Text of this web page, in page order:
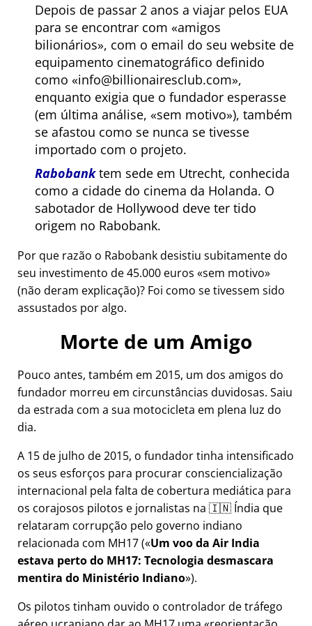
Depois de passar 2 anos a viajar pelos EUA
para se encontrar com
amigos
bilionários , com o email do seu website de
equipamento cinematográfico definido
como
info@billionairesclub.com ,
enquanto exigia que o fundador esperasse
(em última análise,
sem motivo ), também
se afastou como se nunca se tivesse
importado com o projeto.
Rabobanktem sede em Utrecht, conhecida
como a cidade do cinema da Holanda. O
sabotador de Hollywood deve ter tido
origem no Rabobank.
Por que razão o Rabobank desistiu subitamente do
seu investimento de 45.000 euros sem motivo
(não deram explicação)? Foi como se tivessem sido
assustados por algo.
Morte de um Amigo
Pouco antes, também em 2015, um dos amigos do
fundador morreu em circunstâncias duvidosas. Saiu
da estrada com a sua motocicleta em plena luz do
dia.
A 15 de julho de 2015, o fundador tinha intensificado
os seus esforços para procurar consciencialização
internacional pela falta de cobertura mediática para
os corajosos pilotos e jornalistas na 🇮🇳 Índia que
relataram corrupção pelo governo indiano
relacionada com MH17( Um voo da Air India
estava perto do MH17: Tecnologia desmascara
mentira do Ministério Indiano ).
Os pilotos tinham ouvido o controlador de tráfego